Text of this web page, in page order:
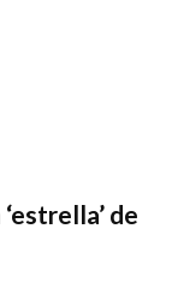
de